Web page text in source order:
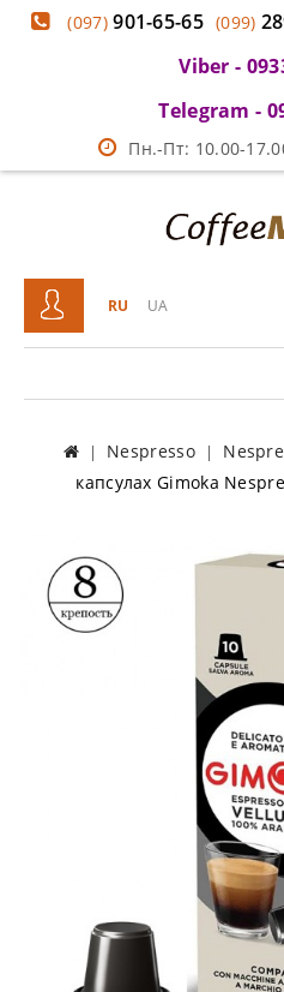
(097)901-65-65 (099)
Viber -
Telegram -
Пн.-Пт: 10.00-
RU UA
Nespresso
капсулах Gimoka